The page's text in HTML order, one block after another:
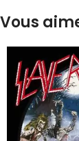
Vous